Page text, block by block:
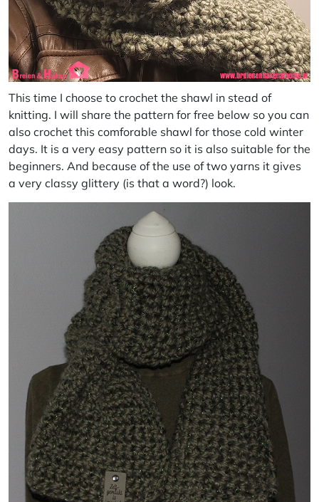
This time I choose to crochet the shawl in stead of
knitting. I will share the pattern for free below so you can
also crochet this comforable shawl for those cold winter
days. It is a very easy pattern so it is also suitable for the
beginners. And because of the use of two yarns it gives
a very classy glittery (is that a word?) look.